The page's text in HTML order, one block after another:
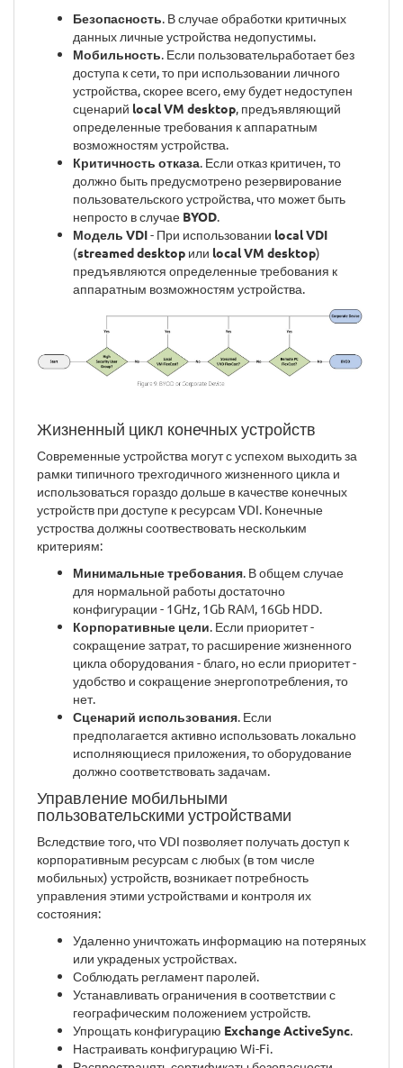
Безопасность. В случае обработки критичных
данных личные устройства недопустимы.
Мобильность. Если пользовательработает без
доступа к сети, то при использовании личного
устройства, скорее всего, ему будет недоступен
сценарий local VM desktop, предъявляющий
определенные требования к аппаратным
возможностям устройства.
Критичность отказа. Если отказ критичен, то
должно быть предусмотрено резервирование
пользовательского устройства, что может быть
непросто в случае BYOD.
Модель VDI- При использовании local VDI
(streamed desktop или local VM desktop)
предъявляются определенные требования к
аппаратным возможностям устройства.
Жизненный цикл конечных устройств
Современные устройства могут с успехом выходить за
рамки типичного трехгодичного жизненного цикла и
использоваться гораздо дольше в качестве конечных
устройств при доступе к ресурсам VDI. Конечные
устроства должны соотвествовать нескольким
критериям:
Минимальные требования. В общем случае
для нормальной работы достаточно
конфигурации - 1GHz, 1Gb RAM, 16Gb HDD.
Корпоративные цели. Если приоритет -
сокращение затрат, то расширение жизненного
цикла оборудования - благо, но если приоритет -
удобство и сокращение энергопотребления, то
нет.
Сценарий использования. Если
предполагается активно использовать локально
исполняющиеся приложения, то оборудование
должно соответствовать задачам.
Управление мобильными
пользовательскими устройствами
Вследствие того, что VDI позволяет получать доступ к
корпоративным ресурсам с любых (в том числе
мобильных) устройств, возникает потребность
управления этими устройствами и контроля их
состояния:
Удаленно уничтожать информацию на потеряных
или украденых устройствах.
Соблюдать регламент паролей.
Устанавливать ограничения в соответствии с
географическим положением устройств.
Упрощать конфигурацию Exchange ActiveSync.
Настраивать конфигурацию Wi-Fi.